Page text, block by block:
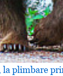
la plimbare